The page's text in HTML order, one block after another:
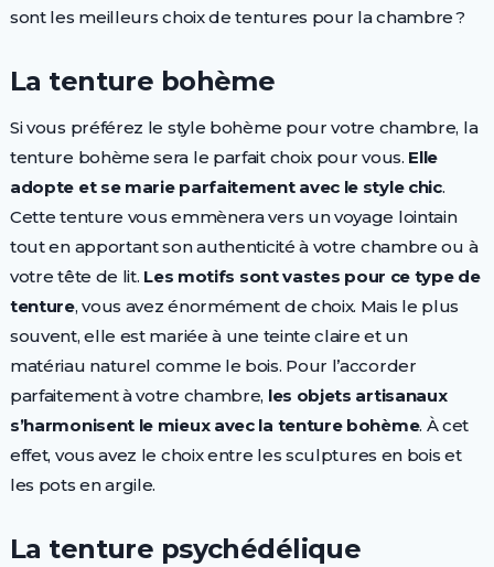
sont les meilleurs choix de tentures pour la chambre ?
La tenture bohème
Si vous préférez le style bohème pour votre chambre, la
tenture bohème sera le parfait choix pour vous. Elle
adopte et se marie parfaitement avec le style chic.
Cette tenture vous emmènera vers un voyage lointain
tout en apportant son authenticité à votre chambre ou à
votre tête de lit. Les motifs sont vastes pour ce type de
tenture, vous avez énormément de choix. Mais le plus
souvent, elle est mariée à une teinte claire et un
matériau naturel comme le bois. Pour l’accorder
parfaitement à votre chambre, les objets artisanaux
s’harmonisent le mieux avec la tenture bohème. À cet
effet, vous avez le choix entre les sculptures en bois et
les pots en argile.
La tenture psychédélique